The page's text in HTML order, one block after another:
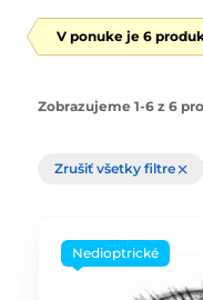
V ponuke je 6
Zobrazujeme 1-6 z 6
Zrušiť všetky filtre
Nedioptrické